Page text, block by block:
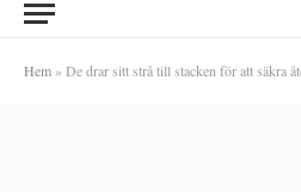
Hem » De drar sitt strå till stacken för att säkra